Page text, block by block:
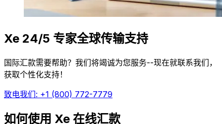
Xe 24/5 专家全球传输支持
国际汇款需要帮助？我们将竭诚为您服务--现在就联系我们，
获取个性化支持！
致电我们: +1 (800) 772-7779
如何使用 Xe 在线汇款